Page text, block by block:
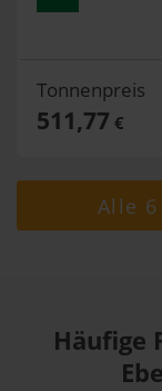
Tonnenpreis
511,77 €
Alle
Häufige